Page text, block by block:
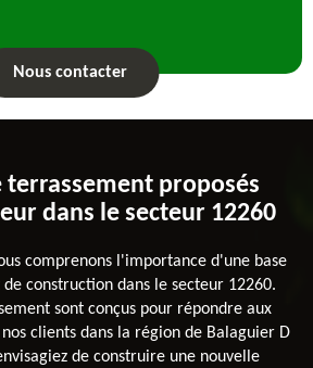
Nous contacter
terrassement proposés
dans le secteur 12260
comprenons l'importance d'une base
construction dans le secteur 12260.
sont conçus pour répondre aux
nos clients dans la région de Balaguier D
de construire une nouvelle